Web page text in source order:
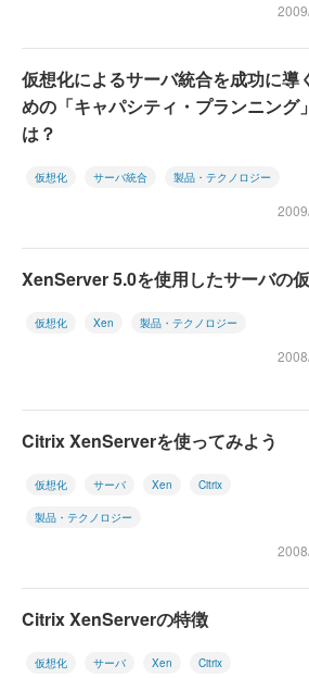
仮想化によるサーバ統合を成功に導
めの「キャパシティ・プランニング
は？
仮想化 サーバ統合 製品・テクノロジー
XenServer 5.0を使用したサーバの
仮想化 Xen 製品・テクノロジー
Citrix XenServerを使ってみよう
仮想化 サーバ Xen Citrix
製品・テクノロジー
Citrix XenServerの特徴
仮想化 サーバ Xen Citrix